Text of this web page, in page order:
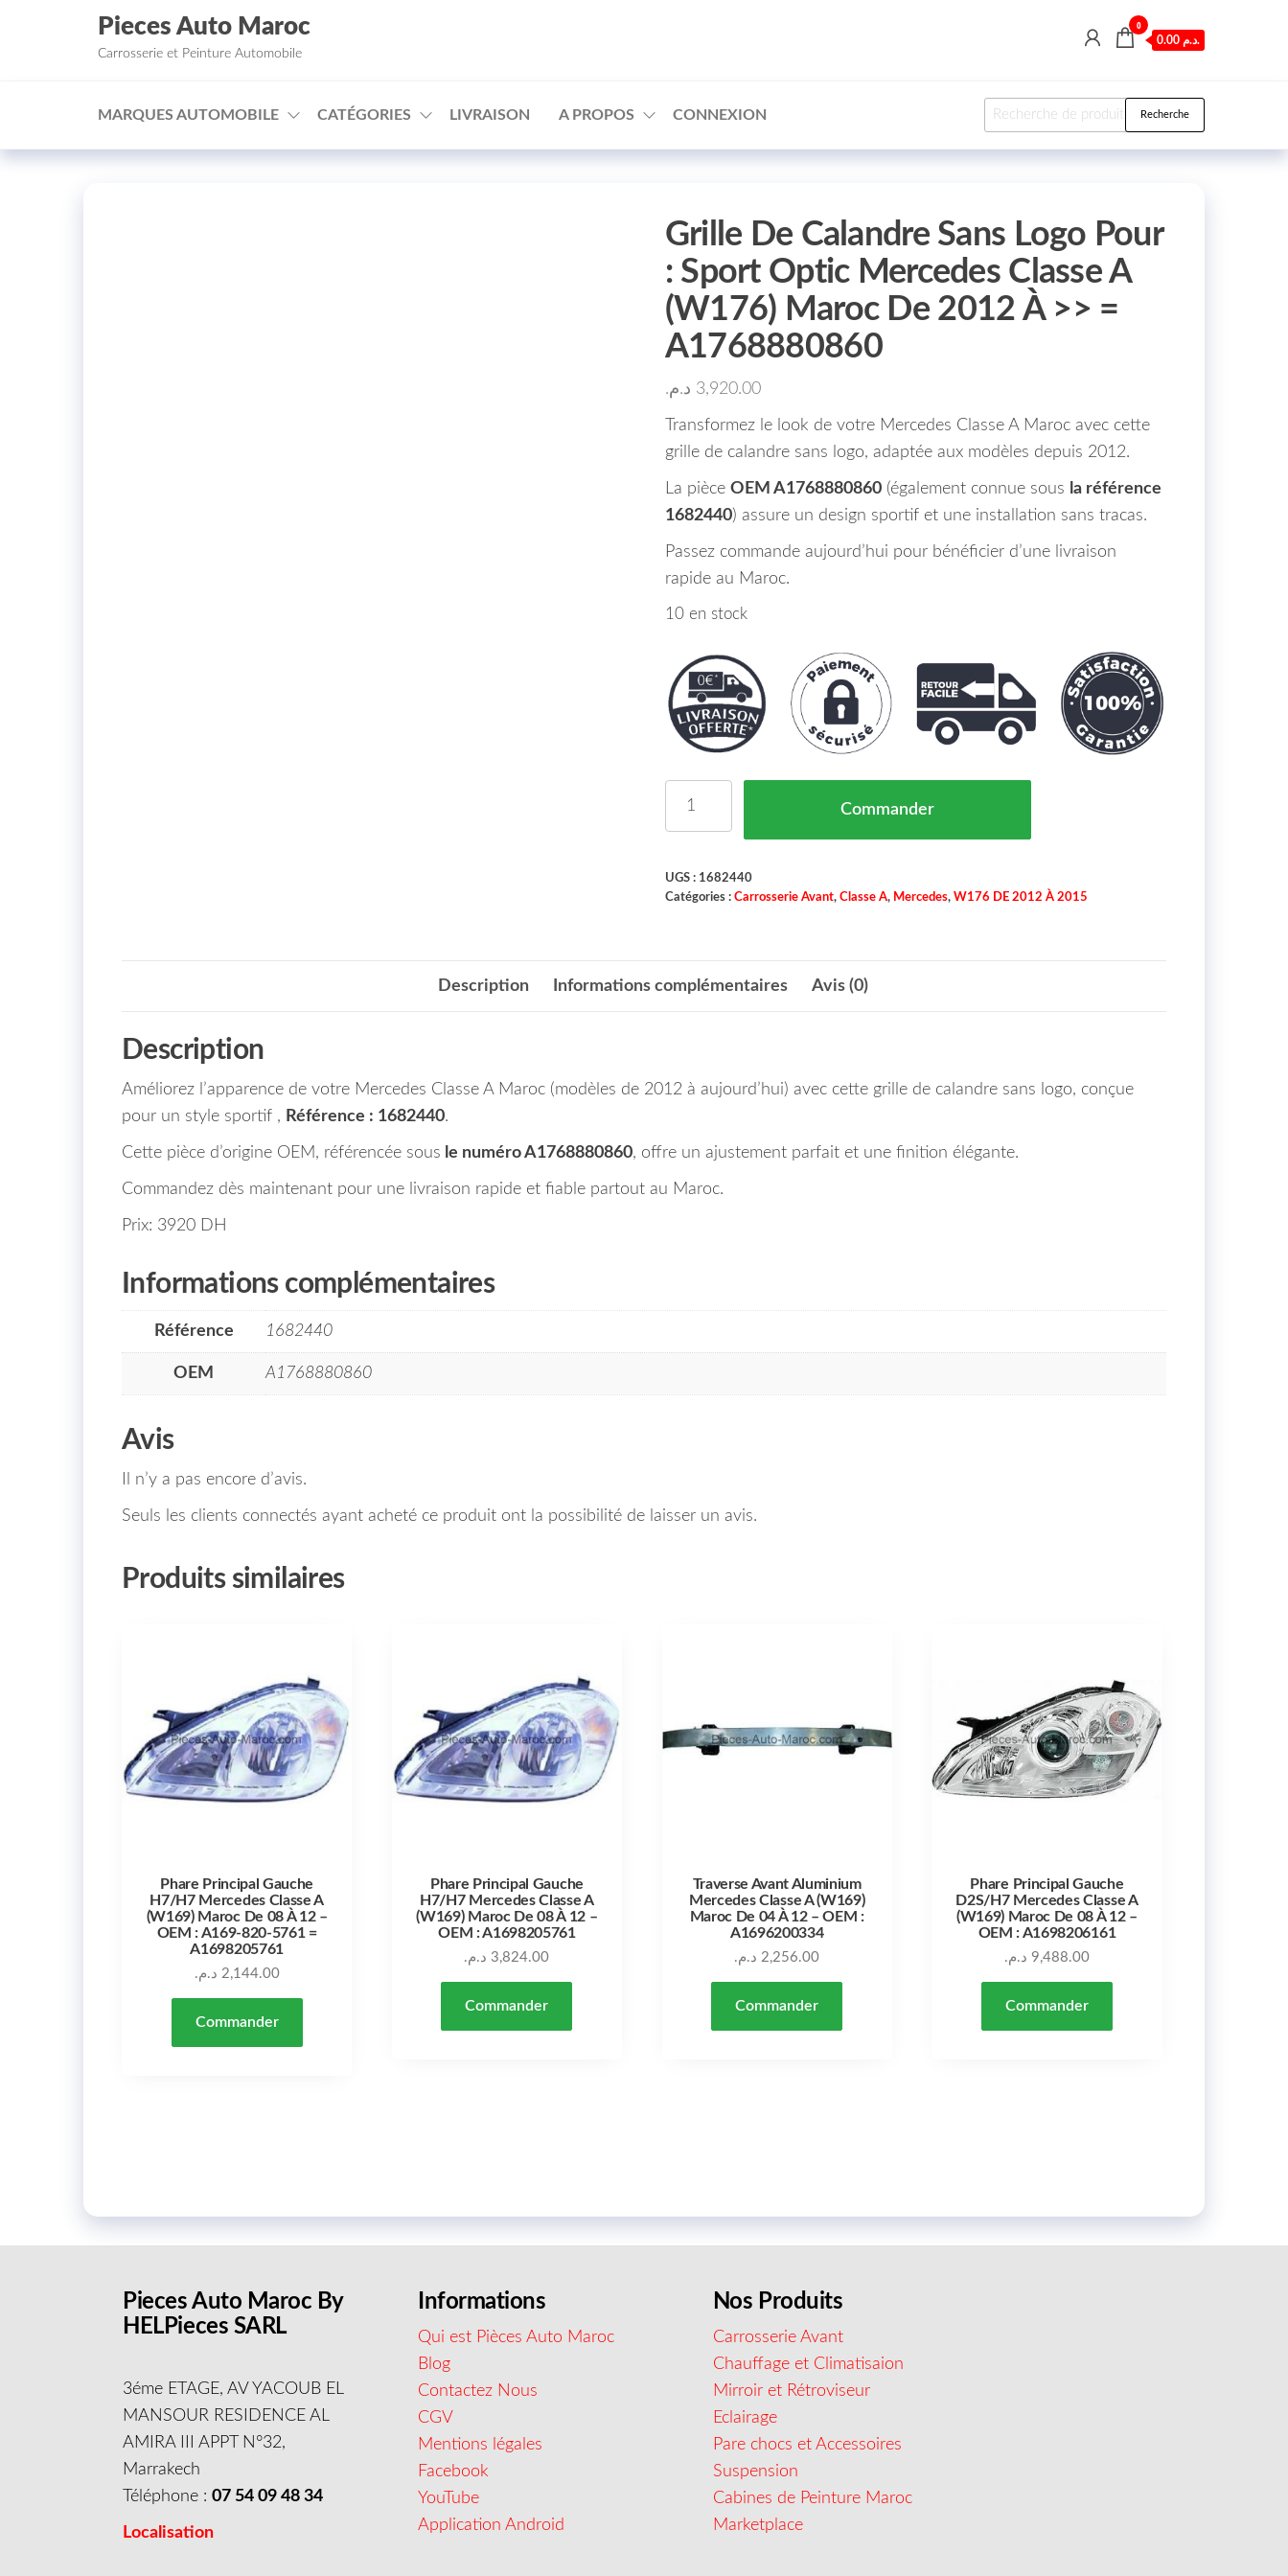
□
Aller au contenu
Pieces Auto Maroc
Carrosserie et Peinture Automobile
0
0.00 د.م.
MARQUES AUTOMOBILE CATÉGORIES LIVRAISON A PROPOS CONNEXION Recherche pour : Recherche
Grille De Calandre Sans Logo Pour
: Sport Optic Mercedes Classe A
(W176) Maroc De 2012 À >> =
A1768880860
3,920.00 د.م.
Transformez le look de votre Mercedes Classe A Maroc avec cette
grille de calandre sans logo, adaptée aux modèles depuis 2012.
La pièce OEM A1768880860(également connue sous la référence
1682440) assure un design sportif et une installation sans tracas.
Passez commande aujourd’hui pour bénéficier d’une livraison
rapide au Maroc.
10 en stock
Commander
UGS : 1682440
Catégories : Carrosserie Avant, Classe A, Mercedes, W176 DE 2012 À 2015
Description Informations complémentaires Avis (0)
Description
Améliorez l’apparence de votre Mercedes Classe A Maroc (modèles de 2012 à aujourd’hui) avec cette grille de calandre sans logo, conçue
pour un style sportif , Référence : 1682440.
Cette pièce d’origine OEM, référencée sous le numéro A1768880860, offre un ajustement parfait et une finition élégante.
Commandez dès maintenant pour une livraison rapide et fiable partout au Maroc.
Prix: 3920 DH
Informations complémentaires
Référence 1682440
OEM A1768880860
Avis
Il n’y a pas encore d’avis.
Seuls les clients connectés ayant acheté ce produit ont la possibilité de laisser un avis.
Produits similaires
Phare Principal Gauche
H7/H7 Mercedes Classe A
(W169) Maroc De 08 À 12 –
OEM : A169-820-5761 =
A1698205761
2,144.00 د.م.
Commander
Phare Principal Gauche
H7/H7 Mercedes Classe A
(W169) Maroc De 08 À 12 –
OEM : A1698205761
3,824.00 د.م.
Commander
Traverse Avant Aluminium
Mercedes Classe A (W169)
Maroc De 04 À 12 – OEM :
A1696200334
2,256.00 د.م.
Commander
Phare Principal Gauche
D2S/H7 Mercedes Classe A
(W169) Maroc De 08 À 12 –
OEM : A1698206161
9,488.00 د.م.
Commander
Pieces Auto Maroc By
HELPieces SARL
3éme ETAGE, AV YACOUB EL
MANSOUR RESIDENCE AL
AMIRA III APPT N°32,
Marrakech
Téléphone :07 54 09 48 34
Localisation
Informations
Qui est Pièces Auto Maroc
Blog
Contactez Nous
CGV
Mentions légales
Facebook
YouTube
Application Android
Nos Produits
Carrosserie Avant
Chauffage et Climatisaion
Mirroir et Rétroviseur
Eclairage
Pare chocs et Accessoires
Suspension
Cabines de Peinture Maroc
Marketplace